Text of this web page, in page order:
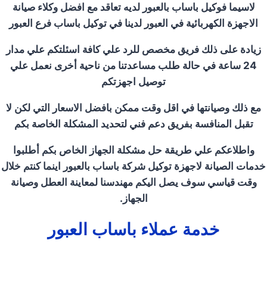
لاسيما فوكيل باساب بالعبور لديه تعاقد مع افضل وكلاء صيانة
الاجهزة الكهربائية في العبور لدينا في توكيل باساب فرع العبور
زيادة على ذلك فريق مخصص للرد علي كافة اسئلتكم علي مدار
24 ساعة في حالة طلب مساعدتنا من ناحية أخرى نعمل علي
توصيل اجهزتكم
مع ذلك وصيانتها في اقل وقت ممكن بافضل الاسعار التي لكن لا
تقبل المنافسة بفريق دعم فني لتحديد المشكلة الخاصة بكم
واطلاعكم علي طريقة حل مشكلة الجهاز الخاص بكم أطلبوا
خدمات الصيانة لاجهزة توكيل شركة باساب بالعبور اينما كنتم خلال
وقت قياسي سوف يصل اليكم مهندسنا لمعاينة العطل وصيانة
الجهاز .
خدمة عملاء باساب العبور